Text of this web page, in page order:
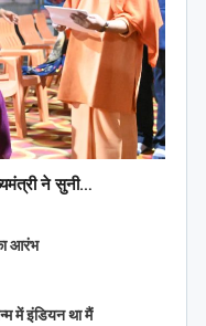
ने सुनी…
आरंभ
में इंडियन था मैं